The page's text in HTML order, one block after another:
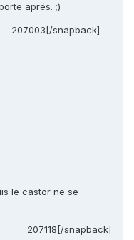
aprés. ;)
207003[/snapback]
le castor ne se
207118[/snapback]